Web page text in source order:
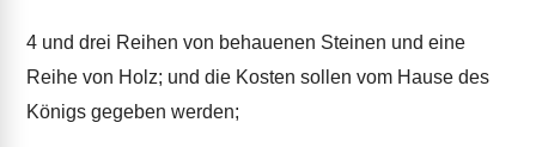
4 und drei Reihen von behauenen Steinen und eine
Reihe von Holz; und die Kosten sollen vom Hause des
Königs gegeben werden;